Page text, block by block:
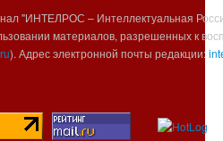
"ИНТЕЛРОС – Интеллектуальная
материалов, разрешенных к
). Адрес электронной почты редакции: